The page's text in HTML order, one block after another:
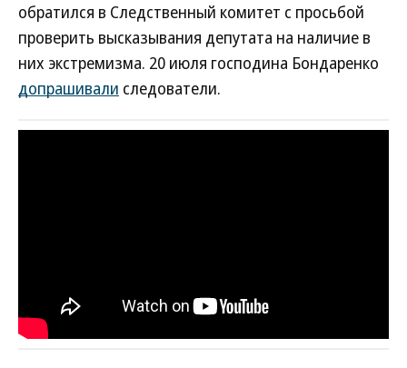
обратился в Следственный комитет с просьбой
проверить высказывания депутата на наличие в
них экстремизма. 20 июля господина Бондаренко
допрашивали следователи.